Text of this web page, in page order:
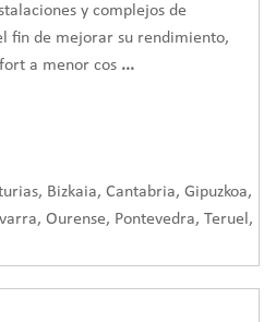
colocado un
depósito de pellets
de 8,5 m
Finalmente, para
el suministro se realiza
, que tiene acceso hasta una
metros del depósito.
y complejos de
fin de mejorar su rendimiento,
a menor cos ...
Bizkaia, Cantabria, Gipuzkoa,
Ourense, Pontevedra, Teruel,